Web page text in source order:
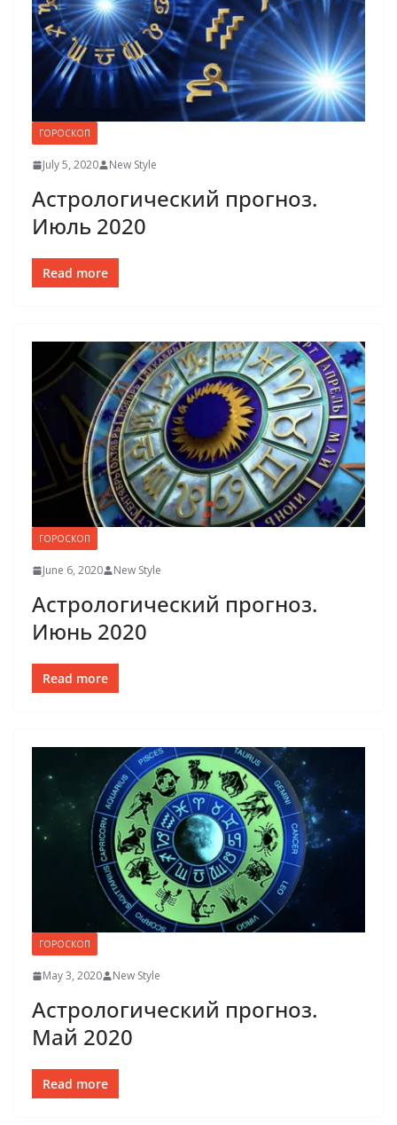
ГОРОСКОП
July 5, 2020 New Style
Астрологический прогноз.
Июль 2020
Read more
ГОРОСКОП
June 6, 2020 New Style
Астрологический прогноз.
Июнь 2020
Read more
ГОРОСКОП
May 3, 2020 New Style
Астрологический прогноз.
Май 2020
Read more